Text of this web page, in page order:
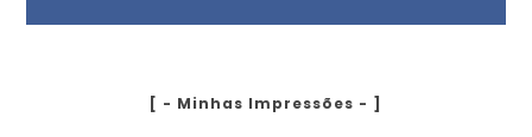
[ - Minhas Impressões - ]